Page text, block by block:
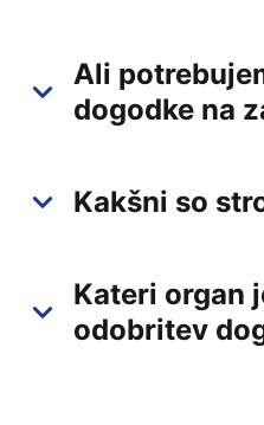
Ali
dogodke na
Kakšni so
Kateri organ
odobritev